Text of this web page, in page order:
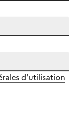
d'utilisation